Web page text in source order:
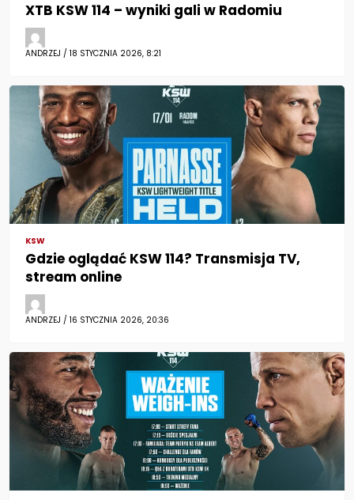
XTB KSW 114 – wyniki gali w Radomiu
ANDRZEJ / 18 STYCZNIA 2026, 8:21
KSW
Gdzie oglądać KSW 114? Transmisja TV,
stream online
ANDRZEJ / 16 STYCZNIA 2026, 20:36